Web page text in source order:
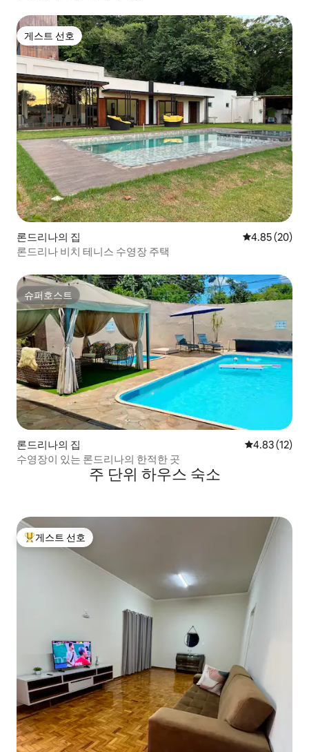
게스트 선호
게스트 선호
론드리나의 집 평점 4.85점(5
4.85 (20)
론드리나 비치 테니스 수영장 주택
슈퍼호스트
슈퍼호스트
론드리나의 집 평점 4.83점
4.83 (12)
수영장이 있는 론드리나의 한적한 곳
주 단위 하우스 숙소
상위 게스트 선호
게스트 선호